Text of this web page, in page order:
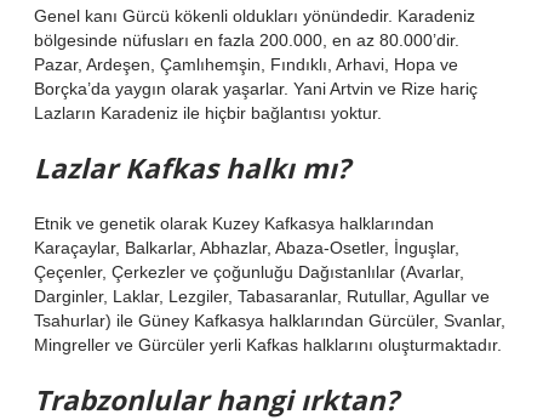
Genel kanı Gürcü kökenli oldukları yönündedir. Karadeniz
bölgesinde nüfusları en fazla 200.000, en az 80.000’dir.
Pazar, Ardeşen, Çamlıhemşin, Fındıklı, Arhavi, Hopa ve
Borçka’da yaygın olarak yaşarlar. Yani Artvin ve Rize hariç
Lazların Karadeniz ile hiçbir bağlantısı yoktur.
Lazlar Kafkas halkı mı?
Etnik ve genetik olarak Kuzey Kafkasya halklarından
Karaçaylar, Balkarlar, Abhazlar, Abaza-Osetler, İnguşlar,
Çeçenler, Çerkezler ve çoğunluğu Dağıstanlılar (Avarlar,
Darginler, Laklar, Lezgiler, Tabasaranlar, Rutullar, Agullar ve
Tsahurlar) ile Güney Kafkasya halklarından Gürcüler, Svanlar,
Mingreller ve Gürcüler yerli Kafkas halklarını oluşturmaktadır.
Trabzonlular hangi ırktan?